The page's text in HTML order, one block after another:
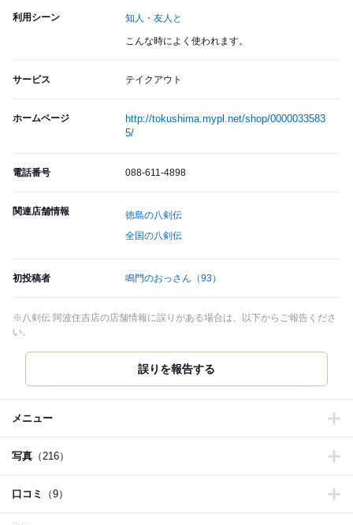
利用シーン 知人・友人と
こんな時によく使われます。
サービス テイクアウト
ホームページ
http://tokushima.mypl.net/shop/0000033583
5/
電話番号 088-611-4898
関連店舗情報
徳島の八剣伝
全国の八剣伝
初投稿者 鳴門のおっさん （93）
※八剣伝 阿波住吉店の店舗情報に誤りがある場合は、以下からご報告くださ
い。
誤りを報告する
メニュー
写真 （216）
口コミ （9）